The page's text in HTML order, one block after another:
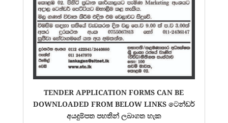
TENDER APPLICATION FORMS CAN BE
DOWNLOADED FROM BELOW LINKS ටෙන්ඩර්
අයදුම්පත පහතින් ලබාගත හැක